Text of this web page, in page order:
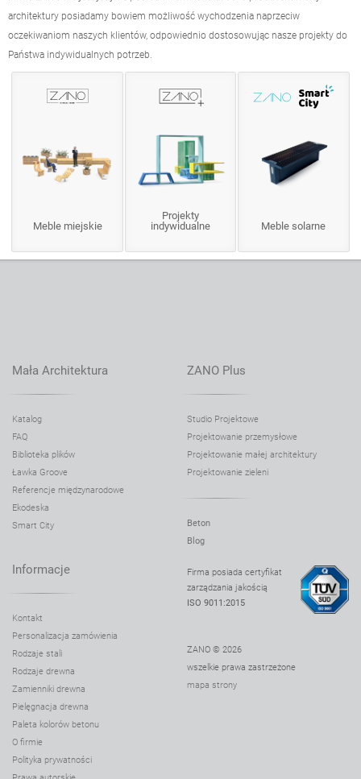
architektury posiadamy bowiem możliwość wychodzenia naprzeciw
oczekiwaniom naszych klientów, odpowiednio dostosowując nasze projekty do
Państwa indywidualnych potrzeb.
Meble miejskie
Projekty
indywidualne
Meble solarne
Mała Architektura
Katalog
FAQ
Biblioteka plików
Ławka Groove
Referencje międzynarodowe
Ekodeska
Smart City
ZANO Plus
Studio Projektowe
Projektowanie przemysłowe
Projektowanie małej architektury
Projektowanie zieleni
Beton
Blog
Informacje
Kontakt
Personalizacja zamówienia
Rodzaje stali
Rodzaje drewna
Zamienniki drewna
Pielęgnacja drewna
Paleta kolorów betonu
O firmie
Polityka prywatności
Firma posiada certyfikat
zarządzania jakością
ISO 9011:2015
ZANO © 2026
wszelkie prawa zastrzeżone
mapa strony